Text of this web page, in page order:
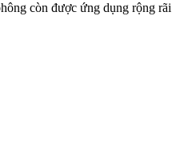
còn được ứng dụng rộng rãi